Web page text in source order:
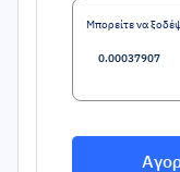
Μπορείτε να